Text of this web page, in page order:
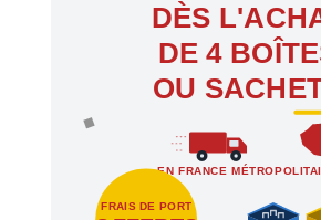
DÈS
DE 4
OU
EN FRANCE
FRAIS DE PORT